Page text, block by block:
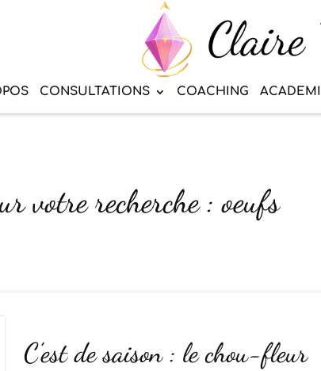
CONSULTATIONS COACHING
votre recherche : oeufs
C’est de saison : le chou-fleur